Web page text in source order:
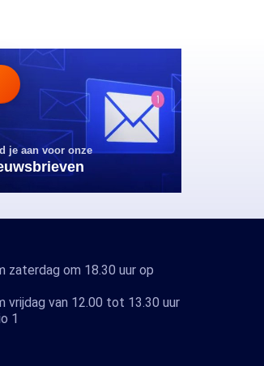
je aan voor onze
zaterdag om 18.30 uur op
vrijdag van 12.00 tot 13.30 uur
1